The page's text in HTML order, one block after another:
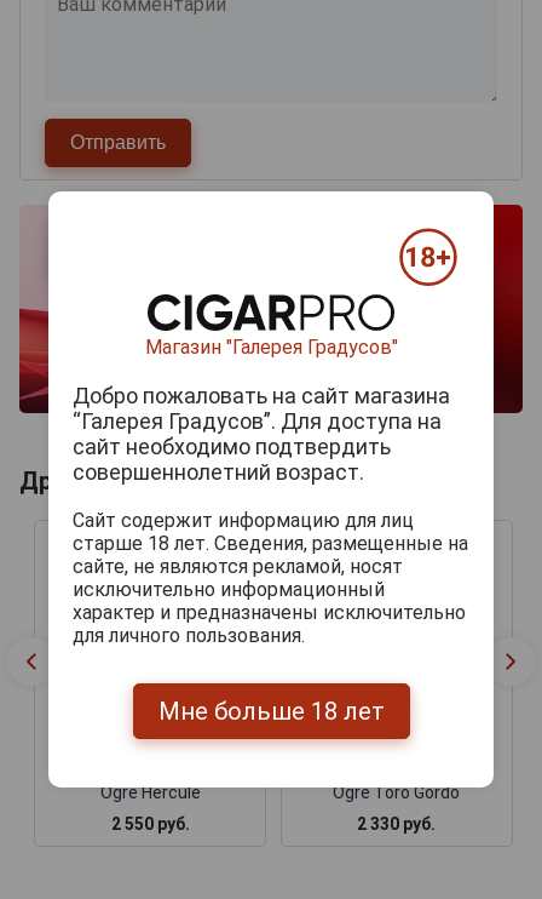
Другие продукты бренда ASYLUM
Ogre Hercule
2 550 руб.
Ogre Toro Gordo
2 330 руб.
Магазин "Галерея Градусов"
Добро пожаловать на сайт магазина
“Галерея Градусов”. Для доступа на
сайт необходимо подтвердить
совершеннолетний возраст.
Сайт содержит информацию для лиц
старше 18 лет. Сведения, размещенные на
сайте, не являются рекламой, носят
исключительно информационный
характер и предназначены исключительно
для личного пользования.
Мне больше 18 лет